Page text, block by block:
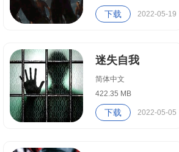
下载 2022-05-19
迷失自我
简体中文
422.35 MB
下载 2022-05-05